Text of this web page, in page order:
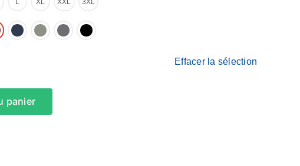
Effacer la sélection
panier